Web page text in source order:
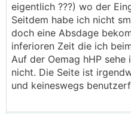
eigentlich ???) wo der
Seitdem habe ich nicht
doch eine Absdage
inferioren Zeit die ich
Auf der Oemag hHP
nicht. Die Seite ist
und keineswegs